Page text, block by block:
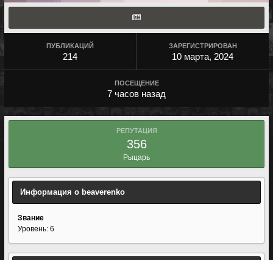
ПУБЛИКАЦИЙ
214
ЗАРЕГИСТРИРОВАН
10 марта, 2024
ПОСЕЩЕНИЕ
7 часов назад
РЕПУТАЦИЯ
356
Рыцарь
Информация о beaverenko
Звание
Уровень: 6